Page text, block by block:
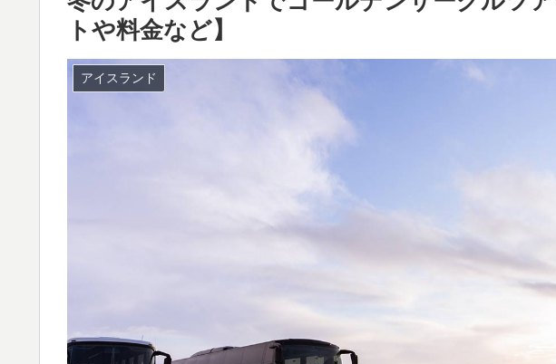
トや料金など】
アイスランド